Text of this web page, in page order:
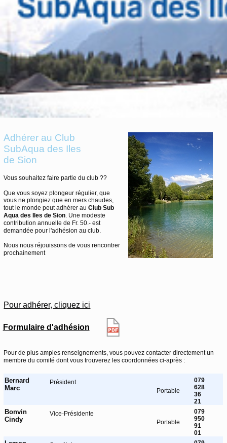
Adhérer au Club
SubAqua des Iles
de Sion
Vous souhaitez faire partie du club ??
Que vous soyez plongeur régulier, que
vous ne plongiez que en mers chaudes,
tout le monde peut adhérer auClub Sub
Aqua des Iles de Sion. Une modeste
contribution annuelle de Fr. 50.- est
demandée pour l'adhésion au club.
Nous nous réjouissons de vous rencontrer
prochainement
Pour adhérer, cliquez ici
Formulaire d'adhésion
Pour de plus amples renseignements, vous pouvez contacter directement un
membre du comité dont vous trouverez les coordonnées ci-après :
Bernard
Marc
Président
Portable
079
628
36
21
Bonvin
Cindy
Vice-Présidente
Portable
079
950
91
01